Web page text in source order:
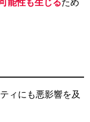
能性も生じるため
ィにも悪影響を及